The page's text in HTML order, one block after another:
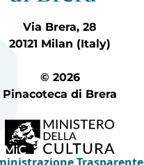
Via Brera, 28
20121 Milan (Italy)
© 2026
Pinacoteca di Brera